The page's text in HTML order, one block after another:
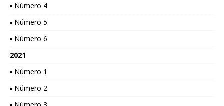
▪ Número 4
▪ Número 5
▪ Número 6
2021
▪ Número 1
▪ Número 2